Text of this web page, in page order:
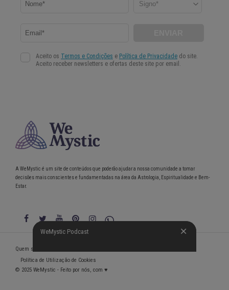
WeMystic Podcast
A WeMystic é um site de conteúdos que poderão ajudar a nossa comunidade a tomar
decisões mais conscientes e fundamentadas na área da Astrologia, Espiritualidade e Bem-
Estar.
WeMystic Podcast
Quem somos
Política de Utilização de Cookies
© 2025 WeMystic - Feito por nós, com ♥